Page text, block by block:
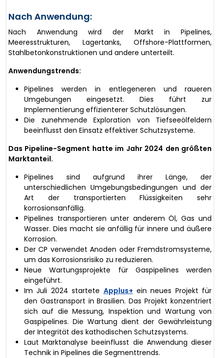
Nach Anwendung:
Nach Anwendung wird der Markt in Pipelines,
Meeresstrukturen, Lagertanks, Offshore-Plattformen,
Stahlbetonkonstruktionen und andere unterteilt.
Anwendungstrends:
Pipelines werden in entlegeneren und raueren
Umgebungen eingesetzt. Dies führt zur
Implementierung effizienterer Schutzlösungen.
Die zunehmende Exploration von Tiefseeölfeldern
beeinflusst den Einsatz effektiver Schutzsysteme.
Das Pipeline-Segment hatte im Jahr 2024 den größten
Marktanteil.
Pipelines sind aufgrund ihrer Länge, der
unterschiedlichen Umgebungsbedingungen und der
Art der transportierten Flüssigkeiten sehr
korrosionsanfällig.
Pipelines transportieren unter anderem Öl, Gas und
Wasser. Dies macht sie anfällig für innere und äußere
Korrosion.
Der CP verwendet Anoden oder Fremdstromsysteme,
um das Korrosionsrisiko zu reduzieren.
Neue Wartungsprojekte für Gaspipelines werden
eingeführt.
Im Juli 2024 startete Applus+ ein neues Projekt für
den Gastransport in Brasilien. Das Projekt konzentriert
sich auf die Messung, Inspektion und Wartung von
Gaspipelines. Die Wartung dient der Gewährleistung
der Integrität des kathodischen Schutzsystems.
Laut Marktanalyse beeinflusst die Anwendung dieser
Technik in Pipelines die Segmenttrends.